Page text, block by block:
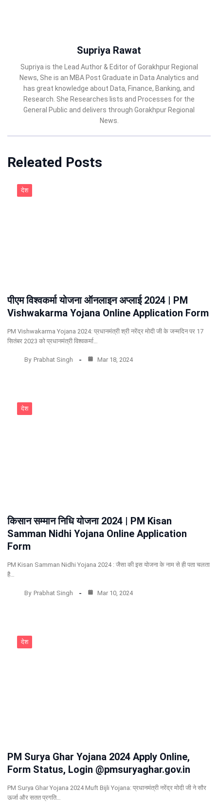
Supriya Rawat
Supriya is the Lead Author & Editor of Gorakhpur Regional
News, She is an MBA Post Graduate in Data Analytics and
has great knowledge about Data, Finance, Banking, and
Research. She Researches lists and Processes for the
General Public and delivers through Gorakhpur Regional
News.
Releated Posts
देश
पीएम विश्वकर्मा योजना ऑनलाइन अप्लाई 2024 | PM
Vishwakarma Yojana Online Application Form
PM Vishwakarma Yojana 2024: प्रधानमंत्री श्री नरेंद्र मोदी जी के जन्मदिन पर 17
सितंबर 2023 को प्रधानमंत्री विश्वकर्मा…
By Prabhat Singh Mar 18, 2024
देश
किसान सम्मान निधि योजना 2024 | PM Kisan
Samman Nidhi Yojana Online Application
Form
PM Kisan Samman Nidhi Yojana 2024 : जैसा की इस योजना के नाम से ही पता चलता
है…
By Prabhat Singh Mar 10, 2024
देश
PM Surya Ghar Yojana 2024 Apply Online,
Form Status, Login @pmsuryaghar.gov.in
PM Surya Ghar Yojana 2024 Muft Bijli Yojana: प्रधानमंत्री नरेंद्र मोदी जी ने सौर
ऊर्जा और सतत प्रगति…